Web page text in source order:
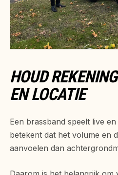
HOUD
EN LOCATIE
Een brassband speelt live
betekent dat het volume en
aanvoelen dan